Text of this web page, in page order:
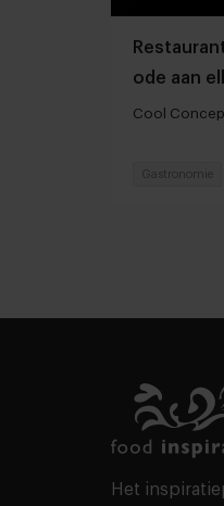
ode aan
regel
Cool
Gastronomie
Het